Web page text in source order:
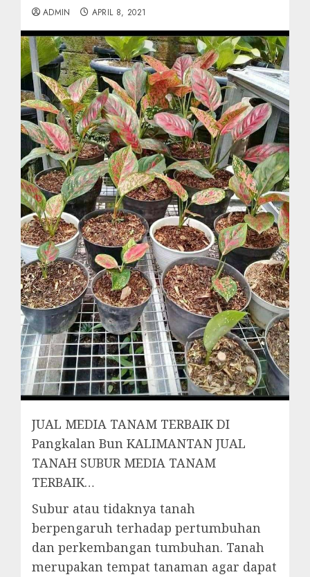
ADMIN APRIL 8, 2021
JUAL MEDIA TANAM TERBAIK DI
Pangkalan Bun KALIMANTAN JUAL
TANAH SUBUR MEDIA TANAM
TERBAIK…
Subur atau tidaknya tanah
berpengaruh terhadap pertumbuhan
dan perkembangan tumbuhan. Tanah
merupakan tempat tanaman agar dapat